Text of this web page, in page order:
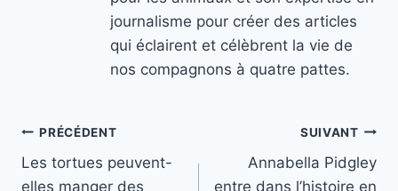
journalisme pour créer des articles
qui éclairent et célèbrent la vie de
nos compagnons à quatre pattes.
Navigation
de
PRÉCÉDENT
Les tortues peuvent-
elles manger des
SUIVANT
Annabella Pidgley
entre dans l’histoire en